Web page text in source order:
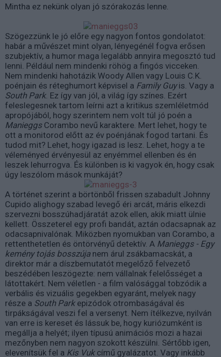
Mintha ez nekünk olyan jó szórakozás lenne.
Szögezzünk le jó előre egy nagyon fontos gondolatot:
habár a művészet mint olyan, lényegénél fogva erősen
szubjektív, a humor maga legalább annyira megosztó tud
lenni. Például nem mindenki röhög a fingós vicceken.
Nem mindenki hahotázik Woody Allen vagy Louis C.K.
poénjain és réteghumort képvisel a Family Guyis. Vagy a
South Park. Ez így van jól, a világ így színes. Ezért
feleslegesnek tartom leírni azt a kritikus szemléletmód
apropójából, hogy szerintem nem volt túl jó poén a
ManieggsCorambo nevű karaktere. Mert lehet, hogy te
ott a monitorod előtt az év poénjának fogod tartani. És
tudod mit? Lehet, hogy igazad is lesz. Lehet, hogy a te
véleményed érvényesül az enyémmel ellenben és én
leszek lehurrogva. És különben is ki vagyok én, hogy csak
úgy leszólom mások munkáját?
A történet szerint a börtönből frissen szabadult Johnny
Cupido alighogy szabad levegő éri arcát, máris elkezdi
szervezni bosszúhadjáratát azok ellen, akik miatt ülnie
kellett. Összeterel egy profi bandát, aztán odacsapnak az
odacsapnivalónak. Miközben nyomukban van Corambo, a
rettenthetetlen és öntörvényű detektív. A Manieggs - Egy
kemény tojás bosszújanem árul zsákbamacskát, a
direktor már a díszbemutatót megelőző felvezető
beszédében leszögezte: nem vállalnak felelősséget a
látottakért. Nem véletlen - a film valósággal tobzódik a
verbális és vizuális gegekben egyaránt, melyek nagy
része a South Parkepizódok otrombaságával és
tirpákságával veszi fel a versenyt. Nem ítélkezve, nyilván
van erre is kereset és lássuk be, hogy kuriózumként is
megállja a helyét; ilyen típusú animációs mozi a hazai
mezőnyben nem nagyon szokott készülni. Sértőbb igen,
elevenítsük fel a Kis Vukcímű gyalázatot. Vagy inkább